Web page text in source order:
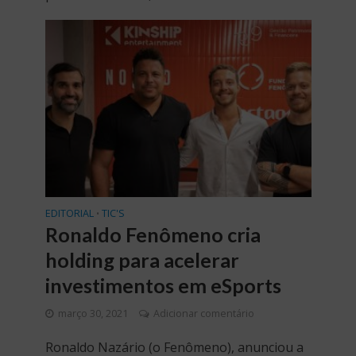
EDITORIAL • TIC'S
Ronaldo Fenômeno cria
holding para acelerar
investimentos em eSports
março 30, 2021 Adicionar comentário
Ronaldo Nazário (o Fenômeno), anunciou a